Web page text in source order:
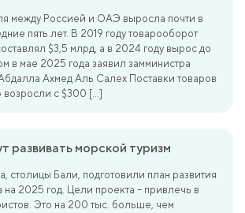
между Россией и ОАЭ выросла почти в
пять лет. В 2019 году товарооборот
$3,5 млрд, а в 2024 году вырос до
в мае 2025 года заявил замминистра
Ахмед Аль Салех Поставки товаров
с $300 […]
развивать морской туризм
столицы Бали, подготовили план развития
на 2025 год. Цели проекта – привлечь в
Это на 200 тыс. больше, чем